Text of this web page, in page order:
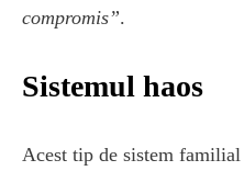
compromis”.
Sistemul haos
Acest tip de sistem